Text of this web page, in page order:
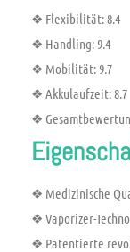
❖ Flexibilität:8.4
❖ Handling: 9.4
❖ Mobilität: 9.7
❖ Akkulaufzeit:8.7
❖
❖ Medizinische
❖ Vaporizer-
❖ Patentierte